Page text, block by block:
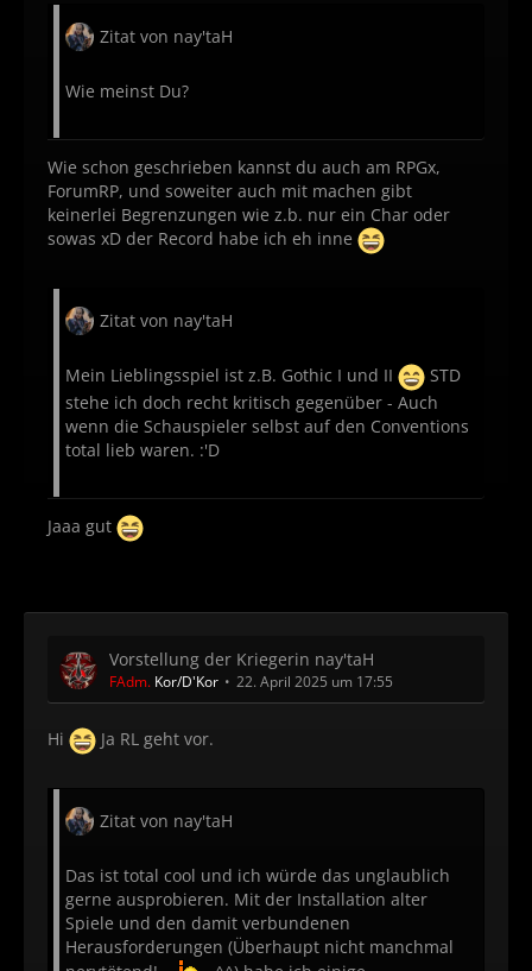
Zitat von nay'taH
Wie meinst Du?
Wie schon geschrieben kannst du auch am RPGx,
ForumRP, und soweiter auch mit machen gibt
keinerlei Begrenzungen wie z.b. nur ein Char oder
sowas xD der Record habe ich eh inne
Zitat von nay'taH
Mein Lieblingsspiel ist z.B. Gothic I und II
STD
stehe ich doch recht kritisch gegenüber - Auch
wenn die Schauspieler selbst auf den Conventions
total lieb waren. :'D
Jaaa gut
Vorstellung der Kriegerin nay'taH
FAdm. Kor/D'Kor 22. April 2025 um 17:55
Hi Ja RL geht vor.
Zitat von nay'taH
Das ist total cool und ich würde das unglaublich
gerne ausprobieren. Mit der Installation alter
Spiele und den damit verbundenen
Herausforderungen (Überhaupt nicht manchmal